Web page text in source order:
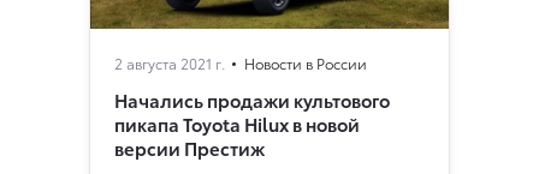
2 августа 2021 г. Новости в России
Начались продажи культового
пикапа Toyota Hilux в новой
версии Престиж